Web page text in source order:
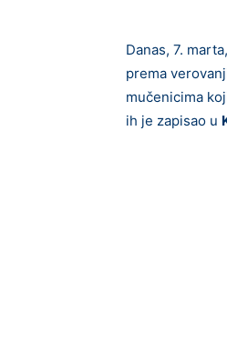
Danas, 7.
prema
mučenicima
ih je zapisao u